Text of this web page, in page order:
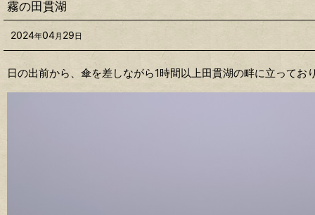
霧の田貫湖
2024年04月 29日
日の出前から、傘を差しながら1時間以上田貫湖の畔に立ってお